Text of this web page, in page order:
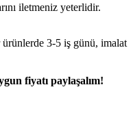
iletmeniz yeterlidir.
ürünlerde 3-5 iş günü, imalat
fiyatı paylaşalım!